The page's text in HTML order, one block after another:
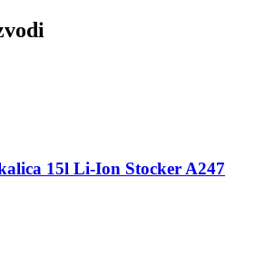
15l Li-Ion Stocker A247